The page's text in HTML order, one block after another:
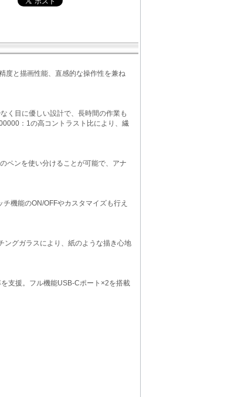
度と描画性能、直感的な操作性を兼ね
く目に優しい設計で、長時間の作業も
：1の高コントラスト比により、繊
ペンを使い分けることが可能で、アナ
機能のON/OFFやカスタマイズも行え
ングガラスにより、紙のような描き心地
支援。フル機能USB-Cポート×2を搭載